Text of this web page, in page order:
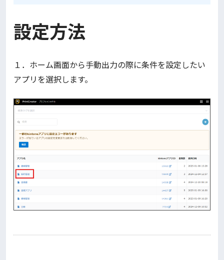
設定方法
１．ホーム画面から手動出力の際に条件を設定したい
アプリを選択します。